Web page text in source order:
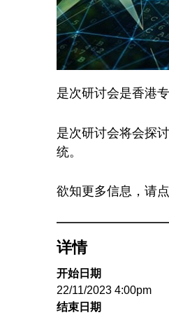
是次研讨会是香港
是次研讨会将会探
统。
欲知更多信息，请
详情
开始日期
22/11/2023 4:00pm
结束日期